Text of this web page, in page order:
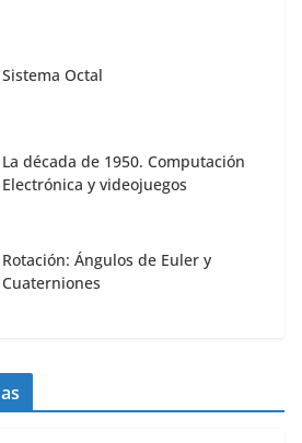
Sistema Octal
La década de 1950. Computación
Electrónica y videojuegos
Rotación: Ángulos de Euler y
Cuaterniones